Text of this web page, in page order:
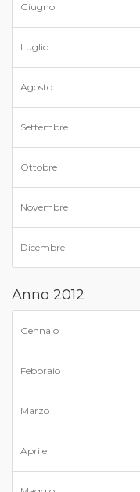
Giugno
Luglio
Agosto
Settembre
Ottobre
Novembre
Dicembre
Anno 2012
Gennaio
Febbraio
Marzo
Aprile